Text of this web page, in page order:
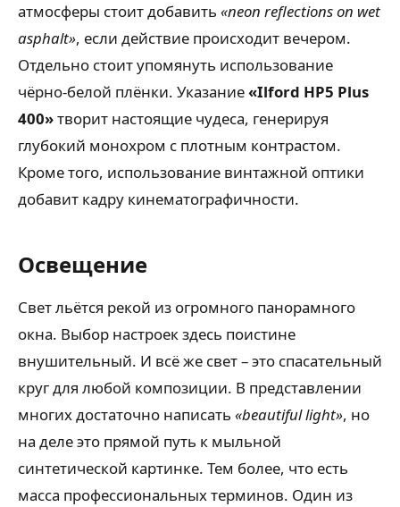
атмосферы стоит добавить «neon reflections on wet
asphalt», если действие происходит вечером.
Отдельно стоит упомянуть использование
чёрно-белой плёнки. Указание«Ilford HP5 Plus
400»творит настоящие чудеса, генерируя
глубокий монохром с плотным контрастом.
Кроме того, использование винтажной оптики
добавит кадру кинематографичности.
Освещение
Свет льётся рекой из огромного панорамного
окна. Выбор настроек здесь поистине
внушительный. И всё же свет – это спасательный
круг для любой композиции. В представлении
многих достаточно написать «beautiful light», но
на деле это прямой путь к мыльной
синтетической картинке. Тем более, что есть
масса профессиональных терминов. Один из